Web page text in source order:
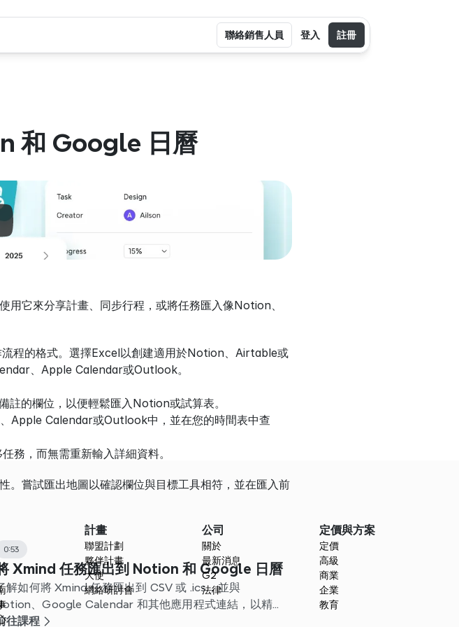
和 Google 日曆
用它來分享計畫、同步行程，或將任務匯入像Notion、
流程的格式。選擇Excel以創建適用於Notion、Airtable或
、Apple Calendar或Outlook。
註的欄位，以便輕鬆匯入Notion或試算表。
Apple Calendar或Outlook中，並在您的時間表中查
務，而無需重新輸入詳細資料。
。嘗試匯出地圖以確認欄位與目標工具相符，並在匯入前
0:53
Xmind 任務匯出到 Notion 和 Google 日曆
解如何將 Xmind 任務匯出到 CSV 或 .ics，並與
、Google Calendar 和其他應用程式連結，以精簡
的工作流程。
往課程
計畫
聯盟計劃
夥伴計畫
大使
網絡研討會
公司
關於
最新消息
G2
法律
定價與方案
定價
高級
商業
企業
教育
聯絡銷售人員 登入 註冊